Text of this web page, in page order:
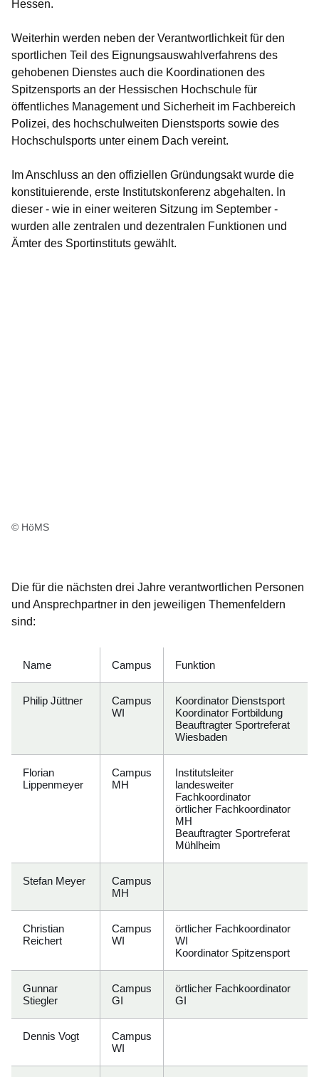
Hessen.
Weiterhin werden neben der Verantwortlichkeit für den
sportlichen Teil des Eignungsauswahlverfahrens des
gehobenen Dienstes auch die Koordinationen des
Spitzensports an der Hessischen Hochschule für
öffentliches Management und Sicherheit im Fachbereich
Polizei, des hochschulweiten Dienstsports sowie des
Hochschulsports unter einem Dach vereint.
Im Anschluss an den offiziellen Gründungsakt wurde die
konstituierende, erste Institutskonferenz abgehalten. In
dieser - wie in einer weiteren Sitzung im September -
wurden alle zentralen und dezentralen Funktionen und
Ämter des Sportinstituts gewählt.
© HöMS
Die für die nächsten drei Jahre verantwortlichen Personen
und Ansprechpartner in den jeweiligen Themenfeldern
sind:
Name Campus Funktion
Philip Jüttner
Campus
WI
Koordinator Dienstsport
Koordinator Fortbildung
Beauftragter Sportreferat
Wiesbaden
Florian
Lippenmeyer
Campus
MH
Institutsleiter
landesweiter
Fachkoordinator
örtlicher Fachkoordinator
MH
Beauftragter Sportreferat
Mühlheim
Stefan Meyer
Campus
MH
Christian
Reichert
Campus
WI
örtlicher Fachkoordinator
WI
Koordinator Spitzensport
Gunnar
Stiegler
Campus
GI
örtlicher Fachkoordinator
GI
Dennis Vogt
Campus
WI